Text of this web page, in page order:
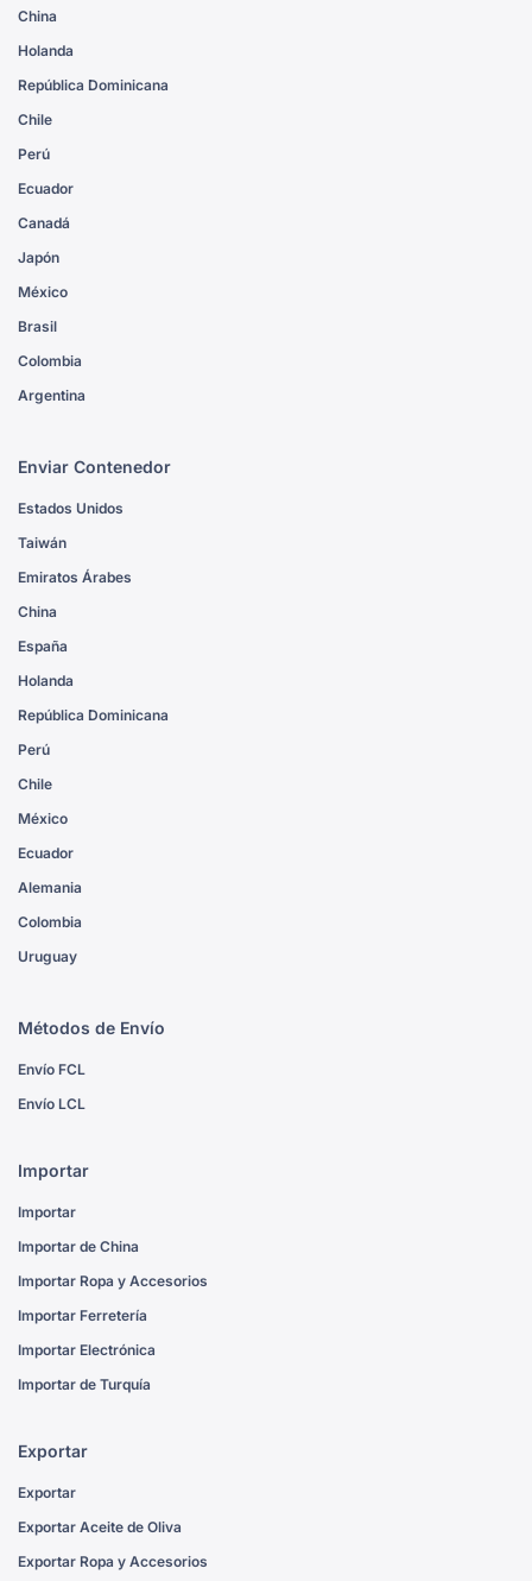
China
Holanda
República Dominicana
Chile
Perú
Ecuador
Canadá
Japón
México
Brasil
Colombia
Argentina
Enviar Contenedor
Estados Unidos
Taiwán
Emiratos Árabes
China
España
Holanda
República Dominicana
Perú
Chile
México
Ecuador
Alemania
Colombia
Uruguay
Métodos de Envío
Envío FCL
Envío LCL
Importar
Importar
Importar de China
Importar Ropa y Accesorios
Importar Ferretería
Importar Electrónica
Importar de Turquía
Exportar
Exportar
Exportar Aceite de Oliva
Exportar Ropa y Accesorios